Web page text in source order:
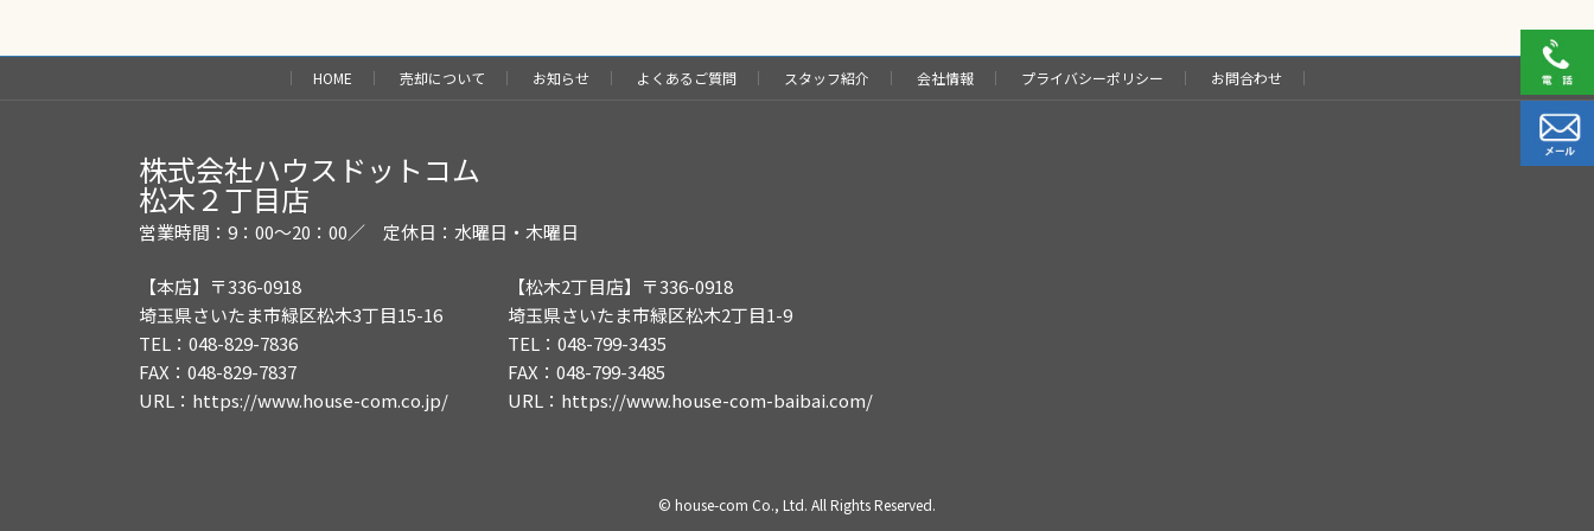
HOME 売却について お知らせ よくあるご質問 スタッフ紹介 会社情報 プライバシーポリシー お問合わせ
株式会社ハウスドットコム
松木２丁目店
営業時間：9：00～20：00／ 定休日：水曜日・木曜日
【本店】〒336-0918
埼玉県さいたま市緑区松木3丁目15-16
TEL：048-829-7836
FAX：048-829-7837
URL： https://www.house-com.co.jp/
【松木2丁目店】〒336-0918
埼玉県さいたま市緑区松木2丁目1-9
TEL：048-799-3435
FAX：048-799-3485
URL： https://www.house-com-baibai.com/
© house-com Co., Ltd. All Rights Reserved.